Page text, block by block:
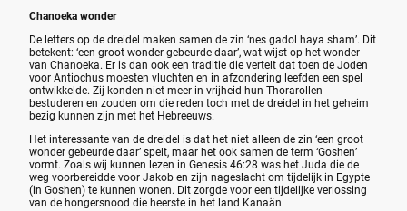
Chanoeka wonder
De letters op de dreidel maken samen de zin ‘nes gadol haya sham’. Dit
betekent: ‘een groot wonder gebeurde daar’, wat wijst op het wonder
van Chanoeka. Er is dan ook een traditie die vertelt dat toen de Joden
voor Antiochus moesten vluchten en in afzondering leefden een spel
ontwikkelde. Zij konden niet meer in vrijheid hun Thorarollen
bestuderen en zouden om die reden toch met de dreidel in het geheim
bezig kunnen zijn met het Hebreeuws.
Het interessante van de dreidel is dat het niet alleen de zin ‘een groot
wonder gebeurde daar’ spelt, maar het ook samen de term ‘Goshen’
vormt. Zoals wij kunnen lezen in Genesis 46:28 was het Juda die de
weg voorbereidde voor Jakob en zijn nageslacht om tijdelijk in Egypte
(in Goshen) te kunnen wonen. Dit zorgde voor een tijdelijke verlossing
van de hongersnood die heerste in het land Kanaän.